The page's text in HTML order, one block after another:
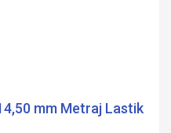
mm Metraj Lastik